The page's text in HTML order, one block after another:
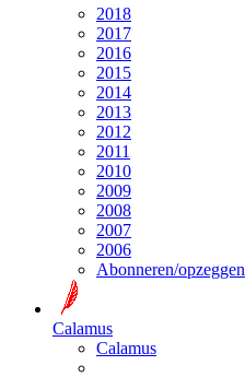
2018
2017
2016
2015
2014
2013
2012
2011
2010
2009
2008
2007
2006
Abonneren/opzeggen
Calamus
Calamus